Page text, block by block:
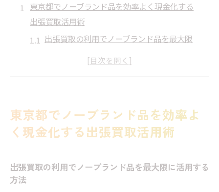
東京都でノーブランド品を効率よく現金化する
出張買取活用術
出張買取の利用でノーブランド品を最大限
出張買取でノーブランド品を効率的に売る
ためのステップ
ノーブランド品でも高く売れる！買取価格
東京都でノーブランド品を効率よ
く現金化する出張買取活用術
出張買取の利用でノーブランド品を最大限に活用する
方法